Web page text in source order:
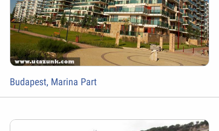
Budapest, Marina Part